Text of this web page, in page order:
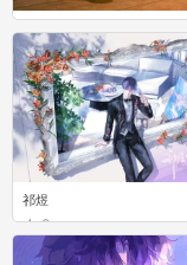
祁煜
0
恋与深空
0